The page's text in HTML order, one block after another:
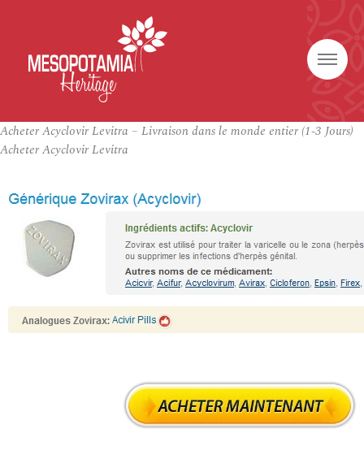
Acheter Acyclovir Levitra – Livraison dans le monde entier (1-3 Jours)
Acheter Acyclovir Levitra